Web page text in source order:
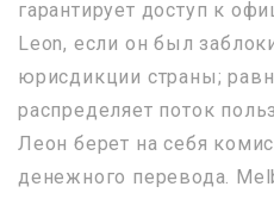
гарантирует доступ к
Leon, если он был
юрисдикции страны;
распределяет поток
Леон берет на себя
денежного перевода.